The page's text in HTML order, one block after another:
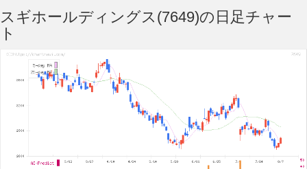
スギホールディングス(7649)の日足チャー
ト